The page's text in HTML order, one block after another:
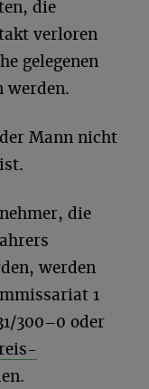
die
verloren
gelegenen
werden.
Mann nicht
die
werden
1
300–0 oder